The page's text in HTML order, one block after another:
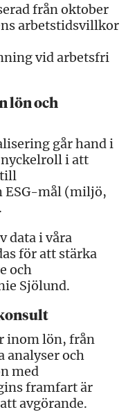
från oktober
arbetstidsvillkor
vid arbetsfri
lön och
går hand i
i att
till
ESG-mål (miljö,
data i våra
för att stärka
och
Sjölund.
inom lön, från
och
med
framfart är
avgörande.